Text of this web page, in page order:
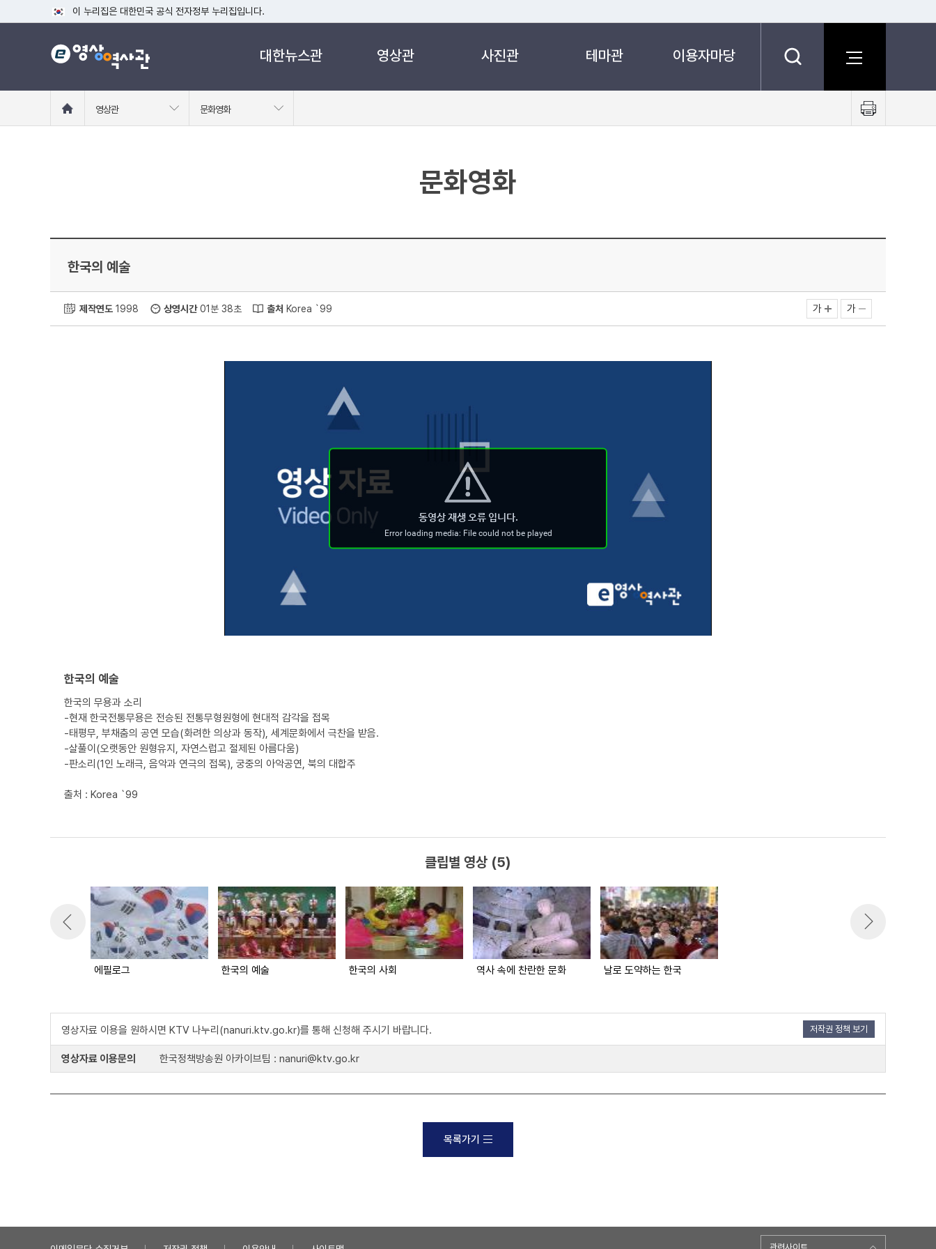
이 누리집은 대한민국 공식 전자정부 누리집입니다.
공식 누리집 주소 확인하기
go.kr 주소를 사용하는 누리집은 대한민국 정부기관이 관리하는 누리집입니다.
대한뉴스관 영상관 사진관 테마관 이용자마당
로
영상관 문화영화
트
문화영화
한국의 예술
제작연도 1998 상영시간01분 38초 출처 Korea `99 가 가
한국의 예술
한국의 무용과 소리
-현재 한국전통무용은 전승된 전통무형원형에 현대적 감각을 접목
-태평무, 부채춤의 공연 모습(화려한 의상과 동작), 세계문화에서 극찬을 받음.
-살풀이(오랫동안 원형유지, 자연스럽고 절제된 아름다움)
-판소리(1인 노래극, 음악과 연극의 접목), 궁중의 아악공연, 북의 대합주
출처 : Korea `99
클립별 영상 (5)
에필로그 한국의 예술 한국의 사회 역사 속에 찬란한 문화 날로 도약하는 한국
영상자료 이용을 원하시면 KTV 나누리(nanuri.ktv.go.kr)를 통해 신청해 주시기 바랍니다. 저작권 정책 보기
영상자료 이용문의 한국정책방송원 아카이브팀 : nanuri@ktv.go.kr
목록가기